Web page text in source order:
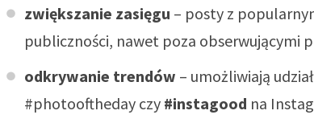
zwiększanie zasięgu – posty z
publiczności, nawet poza obserwującymi
odkrywanie trendów – umożliwiają
#photooftheday czy #instagood na